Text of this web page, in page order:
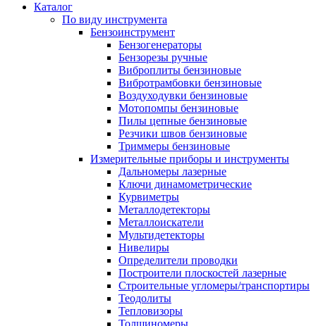
Каталог
По виду инструмента
Бензоинструмент
Бензогенераторы
Бензорезы ручные
Виброплиты бензиновые
Вибротрамбовки бензиновые
Воздуходувки бензиновые
Мотопомпы бензиновые
Пилы цепные бензиновые
Резчики швов бензиновые
Триммеры бензиновые
Измерительные приборы и инструменты
Дальномеры лазерные
Ключи динамометрические
Курвиметры
Металлодетекторы
Металлоискатели
Мультидетекторы
Нивелиры
Определители проводки
Построители плоскостей лазерные
Строительные угломеры/транспортиры
Теодолиты
Тепловизоры
Толщиномеры